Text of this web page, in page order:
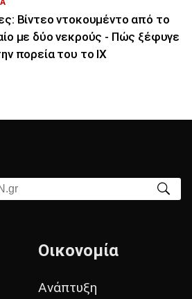
Βίντεο ντοκουμέντο από το
με δύο νεκρούς - Πώς ξέφυγε
πορεία του το ΙΧ
Οικονομία
Ανάπτυξη